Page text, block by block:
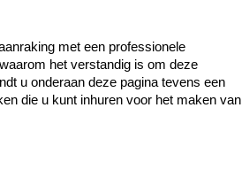
met een professionele
het verstandig is om deze
u onderaan deze pagina tevens een
die u kunt inhuren voor het maken van